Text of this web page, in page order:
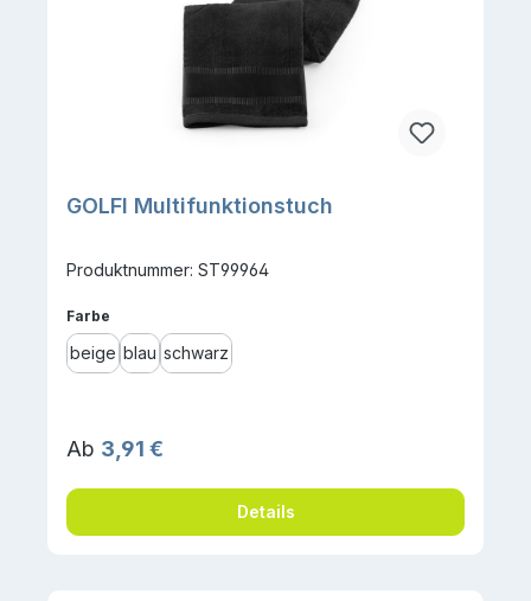
GOLFI Multifunktionstuch
Produktnummer: ST99964
Farbe
beige blau schwarz
Regulärer Preis:
Ab 3,91 €
Details